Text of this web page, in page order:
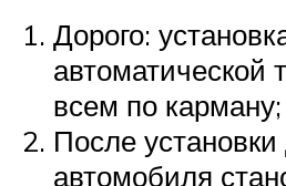
Дорого:
автоматической
всем по карману;
После
автомобиля